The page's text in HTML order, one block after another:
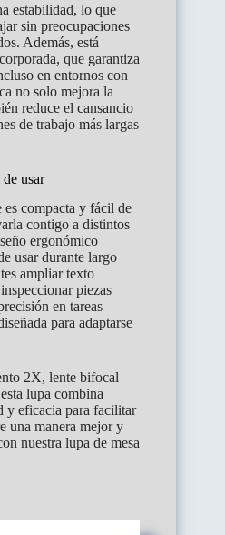
estabilidad, lo que
sin preocupaciones
Además, está
que garantiza
en entornos con
no solo mejora la
reduce el cansancio
de trabajo más largas
usar
es compacta y fácil de
contigo a distintos
ergonómico
usar durante largo
ampliar texto
piezas
en tareas
para adaptarse
2X, lente bifocal
lupa combina
y eficacia para facilitar
una manera mejor y
nuestra lupa de mesa